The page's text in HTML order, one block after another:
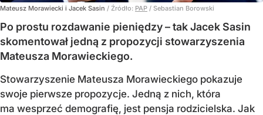
Mateusz Morawiecki i Jacek Sasin / Źródło: PAP / Sebastian Borowski
Po prostu rozdawanie pieniędzy – tak Jacek Sasin
skomentował jedną z propozycji stowarzyszenia
Mateusza Morawieckiego.
Stowarzyszenie Mateusza Morawieckiego pokazuje
swoje pierwsze propozycje. Jedną z nich, która
ma wesprzeć demografię, jest pensja rodzicielska. Jak